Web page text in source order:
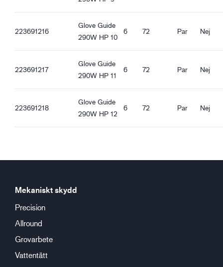
Oeko-Tex Confidence in textiles
Ergonomiska egenskaper
Standard passform
Vindtät
Vattentät
Pekskärmsfunktion
223691216
Glove Guide
290W HP 10
6 72 Par Nej
223691217
Glove Guide
290W HP 11
6 72 Par Nej
223691218
Glove Guide
290W HP 12
6 72 Par Nej
Mekaniskt skydd
Precision
Allround
Grovarbete
Vattentätt